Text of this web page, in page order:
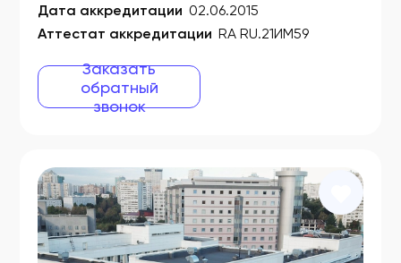
ФСЗ 2007/00802
ФСЗ 2007/00818
ФСЗ 2007/00880
ФСЗ 2007/00881
ФСЗ 2007/00898
ФСЗ 2007/00900
ФСЗ 2007/00911
Дата аккредитации 02.06.2015
Аттестат аккредитации RA RU.21ИМ59
Заказать
обратный
звонок